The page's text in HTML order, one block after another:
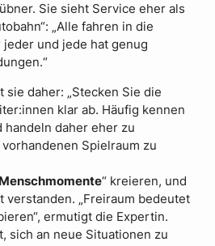
Sie sieht Service eher als
„Alle fahren in die
und jede hat genug
daher: „Stecken Sie die
klar ab. Häufig kennen
handeln daher eher zu
Spielraum zu
“ kreieren, und
verstanden. „Freiraum bedeutet
ermutigt die Expertin.
sich an neue Situationen zu